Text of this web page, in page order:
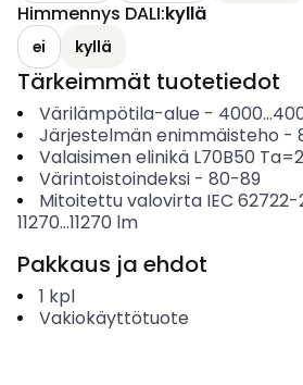
Himmennys DALI:kyllä
ei kyllä
Tärkeimmät tuotetiedot
Värilämpötila-alue -
Järjestelmän enimmäisteho -
Valaisimen elinikä L70B50
Värintoistoindeksi- 80-89
Mitoitettu valovirta IEC 62722-
11270...11270 lm
Pakkaus ja ehdot
1 kpl
Vakiokäyttötuote